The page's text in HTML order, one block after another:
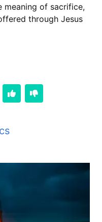
meaning of sacrifice,
through Jesus